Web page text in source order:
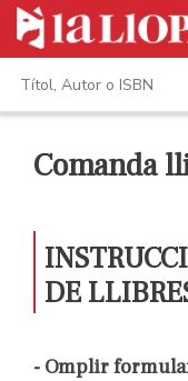
Comanda
DE
- Omplir